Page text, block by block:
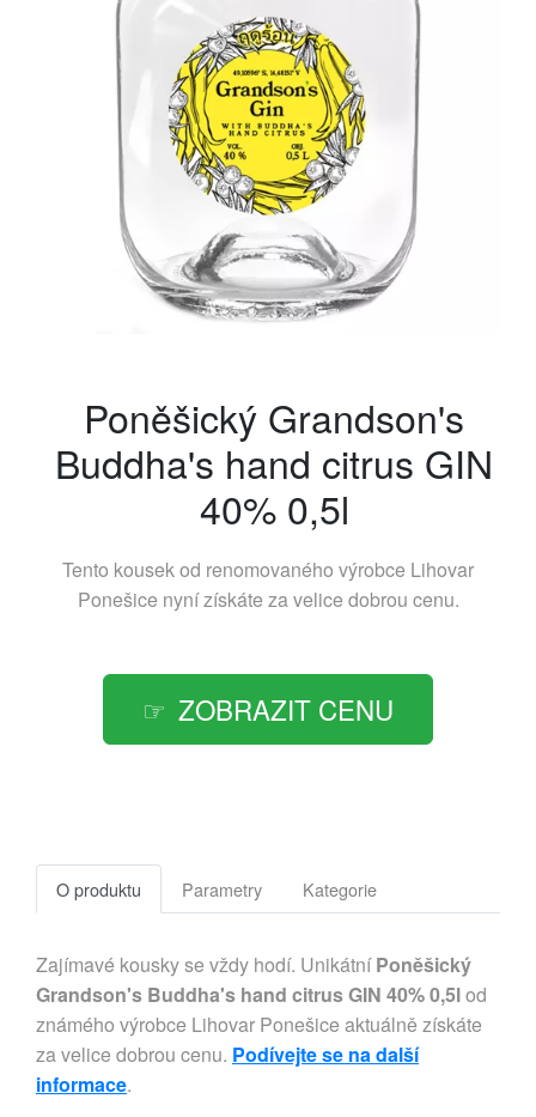
Poněšický Grandson's
Buddha's hand citrus GIN
40% 0,5l
Tento kousek od renomovaného výrobce Lihovar
Ponešice nyní získáte za velice dobrou cenu.
ZOBRAZIT CENU
O produktu Parametry Kategorie
Zajímavé kousky se vždy hodí. UnikátníPoněšický
Grandson's Buddha's hand citrus GIN 40% 0,5lod
známého výrobce Lihovar Ponešice aktuálně získáte
za velice dobrou cenu. Podívejte se na další
informace.